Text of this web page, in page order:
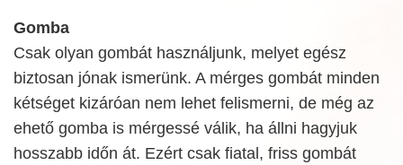
Gomba
Csak olyan gombát használjunk, melyet egész
biztosan jónak ismerünk. A mérges gombát minden
kétséget kizáróan nem lehet felismerni, de még az
ehető gomba is mérgessé válik, ha állni hagyjuk
hosszabb időn át. Ezért csak fiatal, friss gombát